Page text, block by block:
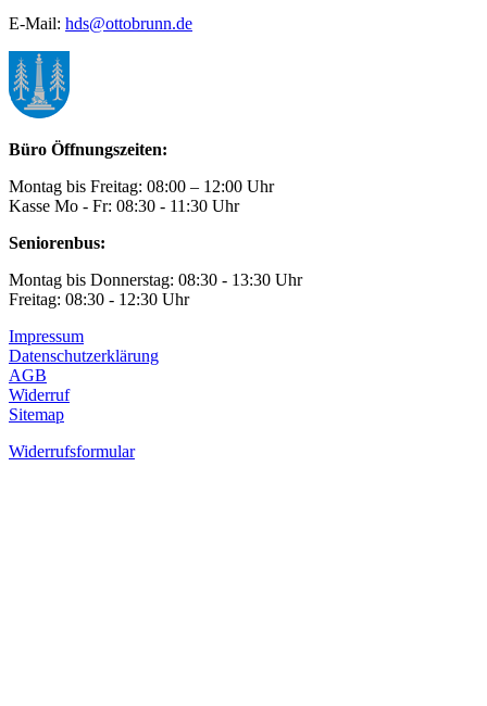
E-Mail: hds@ottobrunn.de
Büro Öffnungszeiten:
Montag bis Freitag: 08:00 – 12:00 Uhr
Kasse Mo - Fr: 08:30 - 11:30 Uhr
Seniorenbus:
Montag bis Donnerstag: 08:30 - 13:30 Uhr
Freitag: 08:30 - 12:30 Uhr
Impressum
Datenschutzerklärung
AGB
Widerruf
Sitemap
Widerrufsformular